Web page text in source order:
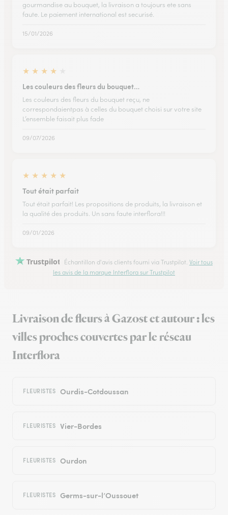
gourmandise au bouquet, la livraison a toujours ete sans
faute. Le paiement international est securisé.
15/01/2026
★ ★ ★ ★
Les couleurs des fleurs du bouquet…
Les couleurs des fleurs du bouquet reçu, ne
correspondaientpas à celles du bouquet choisi sur votre site
L’ensemble faisait plus fade
09/07/2026
★ ★ ★ ★ ★
Tout était parfait
Tout était parfait! Les propositions de produits, la livraison et
la qualité des produits. Un sans faute interflora!!!
09/01/2026
Trustpilot Échantillon d'avis clients fourni via Trustpilot. Voir tous
les avis de la marque Interflora sur Trustpilot
Livraison de fleurs à Gazost et autour : les
villes proches couvertes par le réseau
Interflora
FLEURISTES Ourdis-Cotdoussan
FLEURISTES Vier-Bordes
FLEURISTES Ourdon
FLEURISTES Germs-sur-l’Oussouet